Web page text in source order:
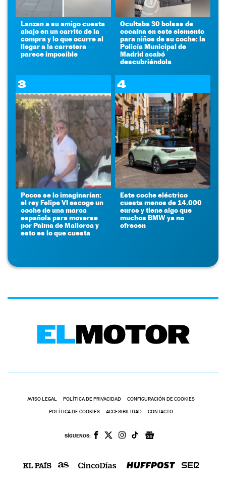
Lanzan a su amigo cuesta
abajo en un carrito de la
compra y lo que ocurre al
llegar a la carretera
parece imposible
Ocultaba 30 bolsas de
cocaína en este elemento
para niños de su coche: la
Policía Municipal de
Madrid acabó
descubriéndola
3
Pocos se lo imaginarían:
el rey Felipe VI escoge un
coche de una marca
española para moverse
por Palma de Mallorca y
esto es lo que cuesta
4
Este coche eléctrico
cuesta menos de 14.000
euros y tiene algo que
muchos BMW ya no
ofrecen
AVISO LEGAL POLÍTICA DE PRIVACIDAD CONFIGURACIÓN DE COOKIES
POLÍTICA DE COOKIES ACCESIBILIDAD CONTACTO
SÍGUENOS: